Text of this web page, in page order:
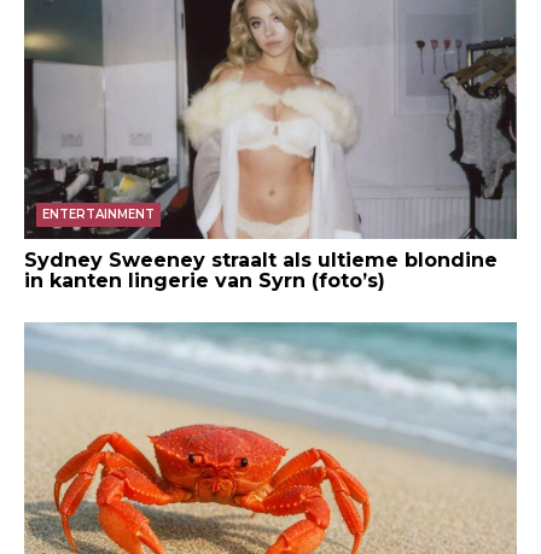
ENTERTAINMENT
Sydney Sweeney straalt als ultieme blondine
in kanten lingerie van Syrn (foto’s)